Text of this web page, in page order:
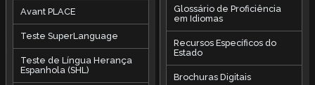
Avant PLACE
Teste SuperLanguage
Teste de Língua Herança
Espanhola (SHL)
Glossário de Proficiência
em Idiomas
Recursos Específicos do
Estado
Brochuras Digitais